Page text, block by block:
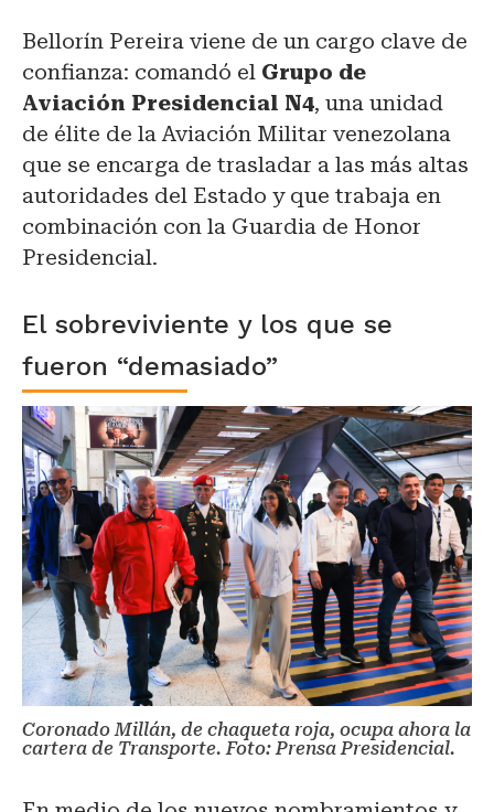
Bellorín Pereira viene de un cargo clave de
confianza: comandó el Grupo de
Aviación Presidencial N4, una unidad
de élite de la Aviación Militar venezolana
que se encarga de trasladar a las más altas
autoridades del Estado y que trabaja en
combinación con la Guardia de Honor
Presidencial.
El sobreviviente y los que se
fueron “demasiado”
Coronado Millán, de chaqueta roja, ocupa ahora la
cartera de Transporte. Foto: Prensa Presidencial.